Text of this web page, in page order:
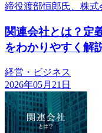
締役渡部恒郎氏、株
関連会社とは？定
をわかりやすく解
経営・ビジネス
2026年05月21日